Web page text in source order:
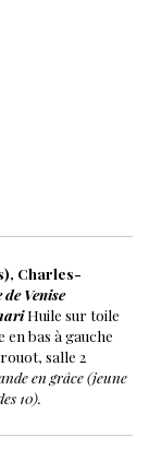
Charles-
Venise
Huile sur toile
en bas à gauche
salle 2
en grâce (jeune
10).